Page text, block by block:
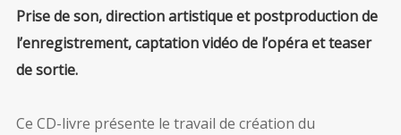
Prise de son, direction artistique et postproduction de
l’enregistrement, captation vidéo de l’opéra et teaser
de sortie.
Ce CD-livre présente le travail de création du